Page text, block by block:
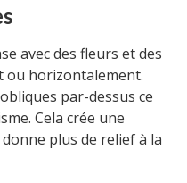
avec des fleurs et des
ou horizontalement.
par-dessus ce
Cela crée une
plus de relief à la